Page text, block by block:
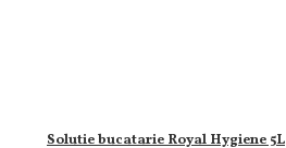
Solutie bucatarie Royal Hygiene 5L